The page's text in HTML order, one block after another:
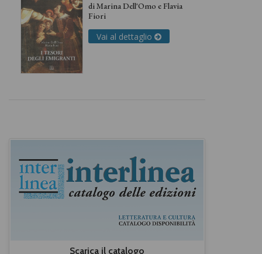
diMarina Dell'Omo eFlavia
Fiori
Vai al dettaglio
Scarica il catalogo